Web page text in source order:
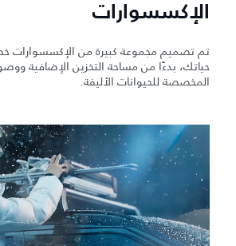
الإكسسوارات
تم تصميم مجموعة كبيرة من الإكسسوارات
حياتك، بدءًا من مساحة التخزين الإضافية
المخصصة للحيوانات الأليفة.